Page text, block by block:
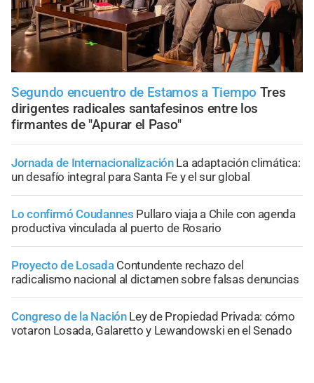
Segundo encuentro de Estamos a Tiempo Tres
dirigentes radicales santafesinos entre los
firmantes de "Apurar el Paso"
Jornada de Internacionalización La adaptación climática:
un desafío integral para Santa Fe y el sur global
Lo confirmó Coudannes Pullaro viaja a Chile con agenda
productiva vinculada al puerto de Rosario
Proyecto de Losada Contundente rechazo del
radicalismo nacional al dictamen sobre falsas denuncias
Congreso de la Nación Ley de Propiedad Privada: cómo
votaron Losada, Galaretto y Lewandowski en el Senado